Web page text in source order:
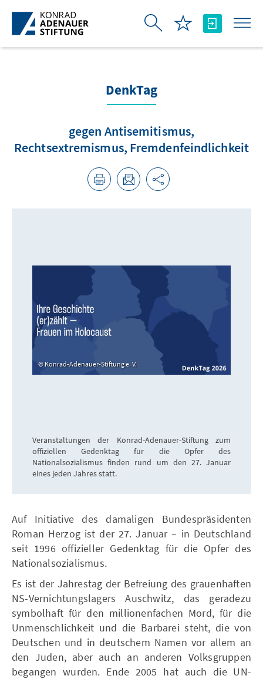
Skip to Main Content
DenkTag
gegen Antisemitismus,
Rechtsextremismus, Fremdenfeindlichkeit
Konrad-Adenauer-Stiftung e. V.
Veranstaltungen der Konrad-Adenauer-Stiftung zum
offiziellen Gedenktag für die Opfer des
Nationalsozialismus finden rund um den 27. Januar
eines jeden Jahres statt.
Auf Initiative des damaligen Bundespräsidenten
Roman Herzog ist der 27. Januar – in Deutschland
seit 1996 offizieller Gedenktag für die Opfer des
Nationalsozialismus.
Es ist der Jahrestag der Befreiung des grauenhaften
NS-Vernichtungslagers Auschwitz, das geradezu
symbolhaft für den millionenfachen Mord, für die
Unmenschlichkeit und die Barbarei steht, die von
Deutschen und in deutschem Namen vor allem an
den Juden, aber auch an anderen Volksgruppen
begangen wurden. Ende 2005 hat auch die UN-